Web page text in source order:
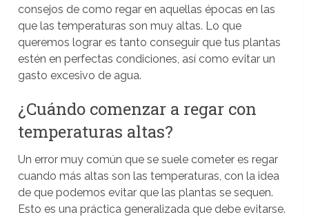
consejos de como regar en aquellas épocas en las
que las temperaturas son muy altas. Lo que
queremos lograr es tanto conseguir que tus plantas
estén en perfectas condiciones, así como evitar un
gasto excesivo de agua.
¿Cuándo comenzar a regar con
temperaturas altas?
Un error muy común que se suele cometer es regar
cuando más altas son las temperaturas, con la idea
de que podemos evitar que las plantas se sequen.
Esto es una práctica generalizada que debe evitarse.